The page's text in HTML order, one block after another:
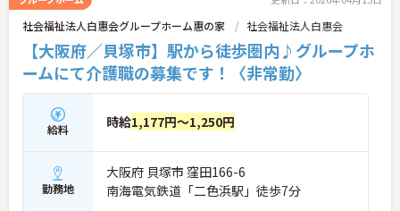
社会福祉法人白惠会グループホーム惠の家 社会福祉法人白惠会
【大阪府／貝塚市】駅から徒歩圏内♪グループホ
ームにて介護職の募集です！〈非常勤〉
給料 時給1,177円～1,250円
勤務地
大阪府 貝塚市 窪田166-6
南海電気鉄道「二色浜駅」徒歩7分